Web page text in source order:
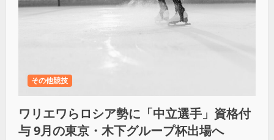
その他競技
ワリエワらロシア勢に「中立選手」資格付
与 9月の東京・木下グループ杯出場へ